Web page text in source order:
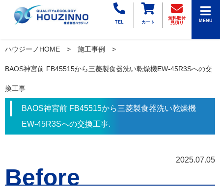
TEL カート
無料取付
見積り
MENU
ハウジーノHOME 施工事例
BAOS神宮前 FB45515から三菱製食器洗い乾燥機EW-45R3Sへの交
換工事
BAOS神宮前 FB45515から三菱製食器洗い乾燥機
EW-45R3Sへの交換工事.
2025.07.05
Before